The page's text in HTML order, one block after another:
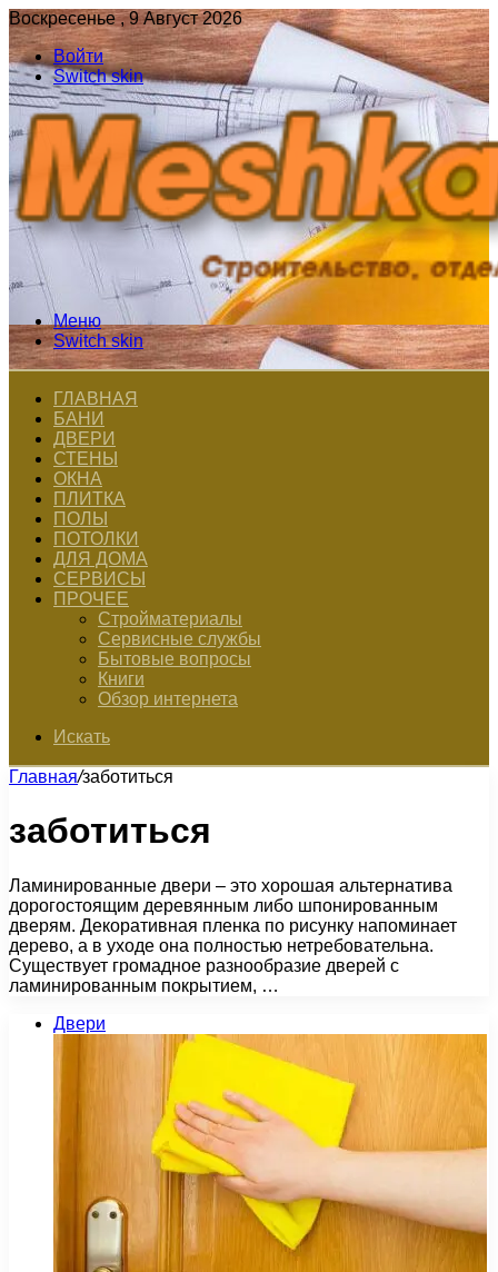
Воскресенье , 9 Август 2026
Войти
Switch skin
Меню
Switch skin
ГЛАВНАЯ
БАНИ
ДВЕРИ
СТЕНЫ
ОКНА
ПЛИТКА
ПОЛЫ
ПОТОЛКИ
ДЛЯ ДОМА
СЕРВИСЫ
ПРОЧЕЕ
Стройматериалы
Сервисные службы
Бытовые вопросы
Книги
Обзор интернета
Искать
Главная/заботиться
заботиться
Ламинированные двери – это хорошая альтернатива
дорогостоящим деревянным либо шпонированным
дверям. Декоративная пленка по рисунку напоминает
дерево, а в уходе она полностью нетребовательна.
Существует громадное разнообразие дверей с
ламинированным покрытием, …
Двери